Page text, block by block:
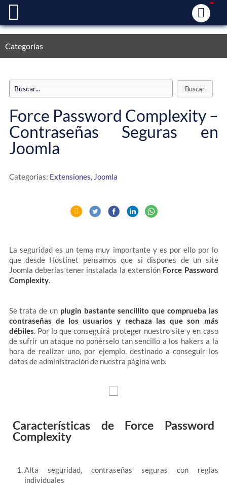
Categorías
Force Password Complexity –
Contraseñas Seguras en
Joomla
Categorias: Extensiones, Joomla
La seguridad es un tema muy importante y es por ello por lo
que desde Hostinet pensamos que si dispones de un site
Joomla deberías tener instalada la extensiónForce Password
Complexity.
Se trata de un plugin bastante sencillito que comprueba las
contraseñas de los usuarios y rechaza las que son más
débiles. Por lo que conseguirá proteger nuestro site y en caso
de sufrir un ataque no ponérselo tan sencillo a los hakers a la
hora de realizar uno, por ejemplo, destinado a conseguir los
datos de administración de nuestra página web.
Características de Force Password
Complexity
Alta seguridad, contraseñas seguras con reglas
individuales